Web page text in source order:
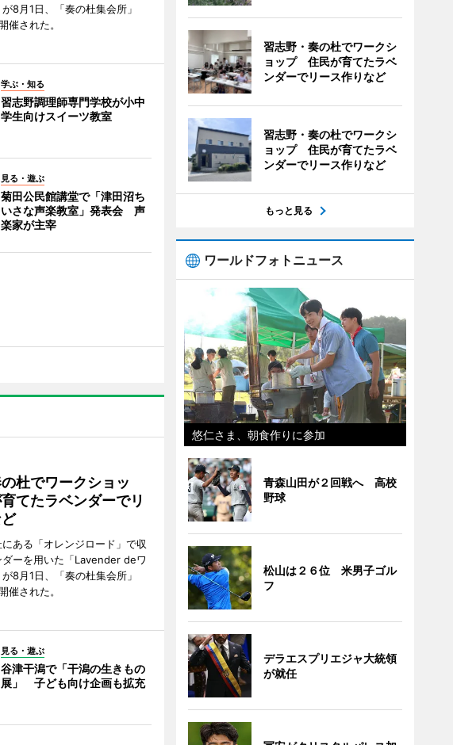
8月1日、「奏の杜集会所」
催された。
学ぶ・知る
習志野調理師専門学校が小中
学生向けスイーツ教室
見る・遊ぶ
菊田公民館講堂で「津田沼ち
いさな声楽教室」発表会 声
楽家が主宰
杜でワークショッ
てたラベンダーでリ
ある「オレンジロード」で収
ーを用いた「Lavender deワ
8月1日、「奏の杜集会所」
催された。
見る・遊ぶ
谷津干潟で「干潟の生きもの
展」 子ども向け企画も拡充
習志野・奏の杜でワークシ
ョップ 住民が育てたラベ
ンダーでリース作りなど
習志野・奏の杜でワークシ
ョップ 住民が育てたラベ
ンダーでリース作りなど
もっと見る
ワールドフォトニュース
悠仁さま、朝食作りに参加
青森山田が２回戦へ 高校
野球
松山は２６位 米男子ゴル
フ
デラエスプリエジャ大統領
が就任